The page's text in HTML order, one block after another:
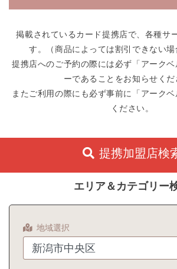
掲載されているカード提携店で、各種サ
す。（商品によっては割引できない場
提携店へのご予約の際には必ず「アーク
ーであることをお知らせくだ
またご利用の際にも必ず事前に「アーク
ください。
提携加盟店検
エリア＆カテゴリー
地域選択